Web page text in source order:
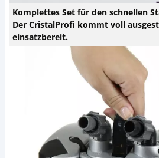
Komplettes Set für den schnellen
Der CristalProfi kommt voll
einsatzbereit.